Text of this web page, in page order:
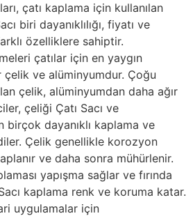
çatı kaplama için kullanılan
biri dayanıklılığı, fiyatı ve
özelliklere sahiptir.
çatılar için en yaygın
çelik ve alüminyumdur. Çoğu
çelik, alüminyumdan daha ağır
çeliği Çatı Sacı ve
dayanıklı kaplama ve
Çelik genellikle korozyon
ve daha sonra mühürlenir.
yapışma sağlar ve fırında
kaplama renk ve koruma katar.
uygulamalar için